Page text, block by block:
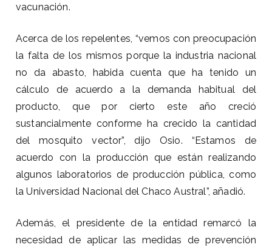
vacunación.
Acerca de los repelentes, “vemos con preocupación
la falta de los mismos porque la industria nacional
no da abasto, habida cuenta que ha tenido un
cálculo de acuerdo a la demanda habitual del
producto, que por cierto este año creció
sustancialmente conforme ha crecido la cantidad
del mosquito vector”, dijo Osio. “Estamos de
acuerdo con la producción que están realizando
algunos laboratorios de producción pública, como
la Universidad Nacional del Chaco Austral”, añadió.
Además, el presidente de la entidad remarcó la
necesidad de aplicar las medidas de prevención